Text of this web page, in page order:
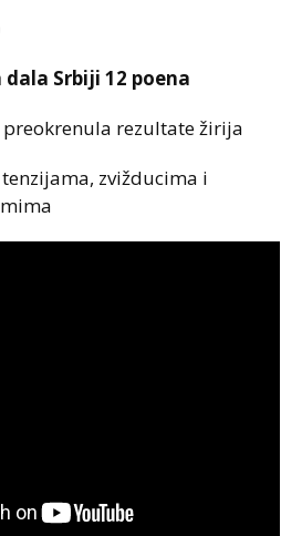
Srbiji 12 poena
rezultate žirija
zvižducima i